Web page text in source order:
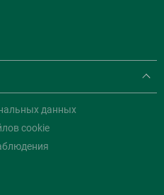
данных
cookie